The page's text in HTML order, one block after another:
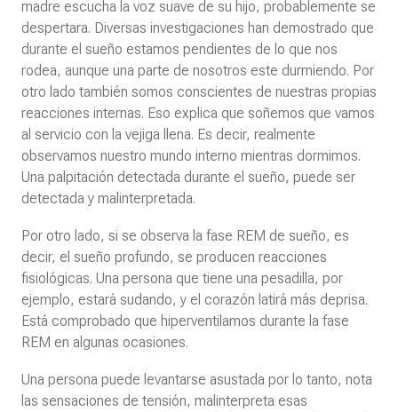
madre escucha la voz suave de su hijo, probablemente se
despertara. Diversas investigaciones han demostrado que
durante el sueño estamos pendientes de lo que nos
rodea, aunque una parte de nosotros este durmiendo. Por
otro lado también somos conscientes de nuestras propias
reacciones internas. Eso explica que soñemos que vamos
al servicio con la vejiga llena. Es decir, realmente
observamos nuestro mundo interno mientras dormimos.
Una palpitación detectada durante el sueño, puede ser
detectada y malinterpretada.
Por otro lado, si se observa la fase REM de sueño, es
decir, el sueño profundo, se producen reacciones
fisiológicas. Una persona que tiene una pesadilla, por
ejemplo, estará sudando, y el corazón latirá más deprisa.
Está comprobado que hiperventilamos durante la fase
REM en algunas ocasiones.
Una persona puede levantarse asustada por lo tanto, nota
las sensaciones de tensión, malinterpreta esas